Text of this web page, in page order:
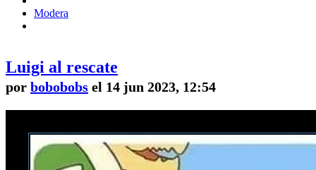
Modera
Luigi al rescate
por bobobobs el 14 jun 2023, 12:54